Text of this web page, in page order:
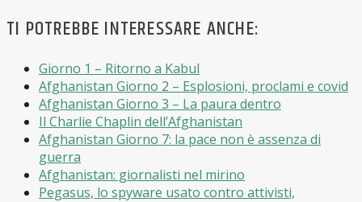
TI POTREBBE INTERESSARE ANCHE:
Giorno 1 – Ritorno a Kabul
Afghanistan Giorno 2 – Esplosioni, proclami e covid
Afghanistan Giorno 3 – La paura dentro
Il Charlie Chaplin dell’Afghanistan
Afghanistan Giorno 7: la pace non è assenza di
guerra
Afghanistan: giornalisti nel mirino
Pegasus, lo spyware usato contro attivisti,